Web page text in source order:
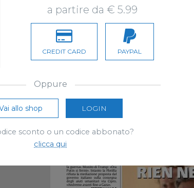
a partire da € 5.99
CREDIT CARD PAYPAL
Oppure
allo shop LOGIN
sconto o un codice abbonato?
clicca qui